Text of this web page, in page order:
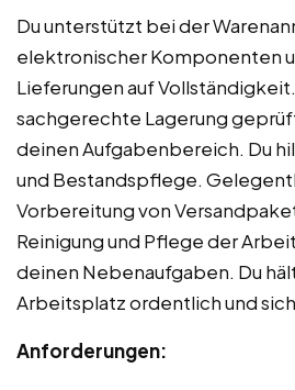
Du unterstützt bei der
elektronischer Komponenten
Lieferungen auf
sachgerechte Lagerung
deinen Aufgabenbereich. Du
und Bestandspflege.
Vorbereitung von
Reinigung und Pflege der
deinen Nebenaufgaben. Du
Arbeitsplatz ordentlich und
Anforderungen: